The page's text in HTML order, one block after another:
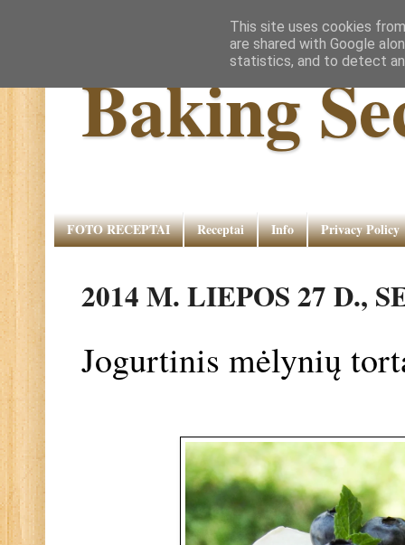
Baking
FOTO RECEPTAI Receptai Info Privacy Policy
2014 M. LIEPOS 27 D.,
Jogurtinis mėlynių
This site uses cookies
are shared with Google
statistics, and to detect